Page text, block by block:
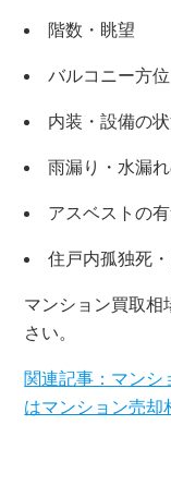
階数・眺望
バルコニー方位
内装・設備の
雨漏り・水漏
アスベストの
住戸内孤独死
マンション買取相
さい。
関連記事：マンシ
はマンション売却